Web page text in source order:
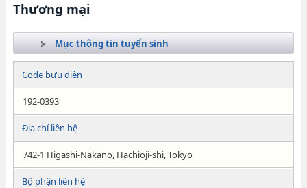
Thương mại
Mục thông tin tuyển sinh
Code bưu điện
192-0393
Địa chỉ liên hệ
742-1 Higashi-Nakano, Hachioji-shi, Tokyo
Bộ phận liên hệ